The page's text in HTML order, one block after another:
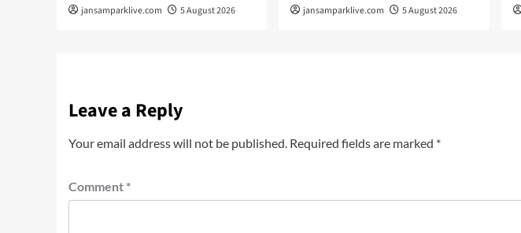
jansamparklive.com 5 August 2026 jansamparklive.com 5 August 2026
Leave a Reply
Your email address will not be published. Required fields are marked *
Comment *